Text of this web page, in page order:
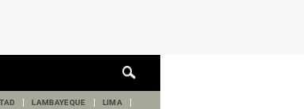
de
LAMBAYEQUE LIMA